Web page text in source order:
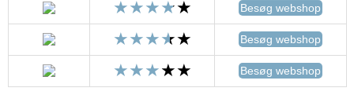
Besøg webshop
Besøg webshop
Besøg webshop